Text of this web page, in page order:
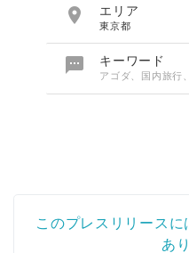
 エリア
東京都
 キーワード
アゴダ、国内旅行
このプレスリリース
あ